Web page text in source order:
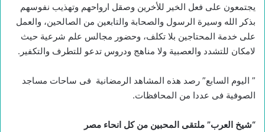
يجتمعون على فعل الخير للأخرين وصقل ارواحهم وتهذيب نفوسهم
بذكر الله وسيرة الرسول والصحابة والتابعين من الصالحين، والعمل
على خدمة المحتاجين بلا تكلف، وحضور مجالس علم شرعية حيث
لامكان للتشدد والعصبية ولا مناهج ودروس تدعو للتطرف والتكفير.
” اليوم السابع” رصد هذه المشاهد الرمضانية فى ساحات مساجد
الصوفية فى عددا من المحافظات.
“شيخ العرب” ملتقى المحبين من كل انحاء مصر